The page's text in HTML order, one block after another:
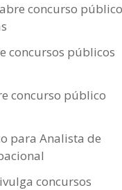
concurso público
concursos públicos
concurso público
para Analista de
concursos